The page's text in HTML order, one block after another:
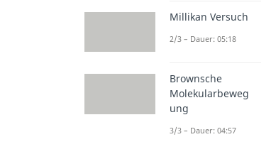
Millikan Versuch
2/3 – Dauer: 05:18
Brownsche
Molekularbeweg
ung
3/3 – Dauer: 04:57